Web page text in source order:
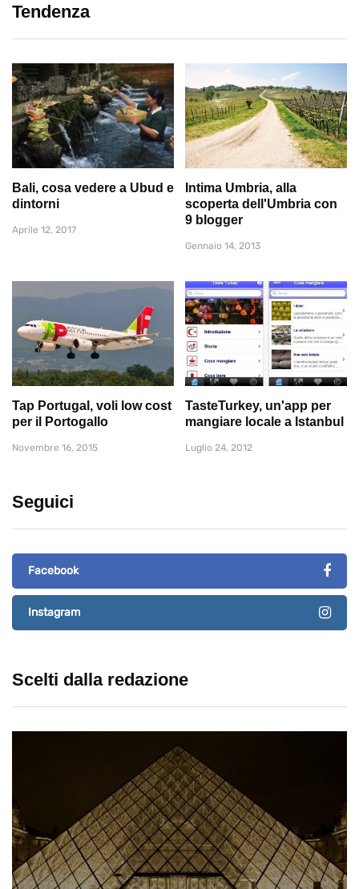
Tendenza
Bali, cosa vedere a Ubud e
dintorni
Aprile 12, 2017
Intima Umbria, alla
scoperta dell'Umbria con
9 blogger
Gennaio 14, 2013
Tap Portugal, voli low cost
per il Portogallo
Novembre 16, 2015
TasteTurkey, un'app per
mangiare locale a Istanbul
Luglio 24, 2012
Seguici
Facebook
Instagram
Scelti dalla redazione